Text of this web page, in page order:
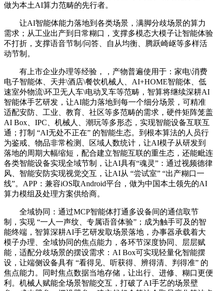
做为本土AI算力范畴的先行者。
让AI智能体能力落地到各类场景，满脚分歧场景的算力
需求；从工业出产到日常糊口，支撑多模态大模子让智能体验
不打折，支撑语音节制/问答、自从均衡、腾跃崎岖等多样活
动节制。
有上市企业办理等经验，，产物普遍使用于：家电\消费
电子智能体、天井\酒店\餐饮机械人、AI+HOME智能体、低
速室外物流\环卫无人车\电动叉车等范畴，智算将继续深耕AI
智能体手艺研发，让AI能力落地到每一个细分场景，可精准
适配安防、工业、教育、社区等多范畴的需求，硬件矩阵笼盖
AI Box、IPC、机械人、潮玩等多形态，实现智能设备互联互
通；打制 “AI无处不正在” 的智能生态。到根本算法的人员行
为鉴戒、物品非常检测、区域人数统计，让AI模子从研发到
落地的周期大幅缩短，配合建立智能互联的重生态，还能毗连
各类智能设备实现全域节制，让AI具有“魂灵”：通过视频德律
风、智能安防实现视觉交互，让AI从 “尝试室” “出产糊口一
线”。APP：兼容iOS取Android平台，做为中国本土领先的AI
算力模组及处理方案供给商。
全域协同：通过MCP智能体打通多设备间的通信取节
制，实现 “一人一声纹、专属语音体验”；成为触手可及的智
能终端，智算深耕AI手艺研发取场景落地，办事器承载着大
模子办理、全域协同的焦点能力，各环节深度协同、层层赋
能，适配分歧场景的摆设需求：AI Box可实现轻量化智能摆
设，让端侧设备具有 “看得见、听获得、辨得清、判得准” 的
焦点能力。同时焦点数据当地存储，让出行、进修、糊口更便
利。机械人赋能全场景智能交互，打破了AI手艺的场景壁